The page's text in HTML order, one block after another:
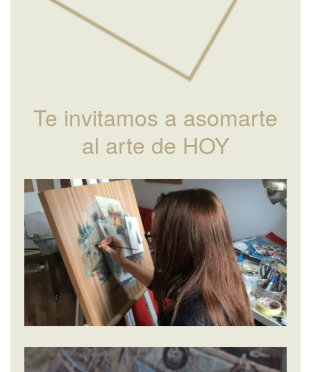
Te invitamos a asomarte
al arte de HOY